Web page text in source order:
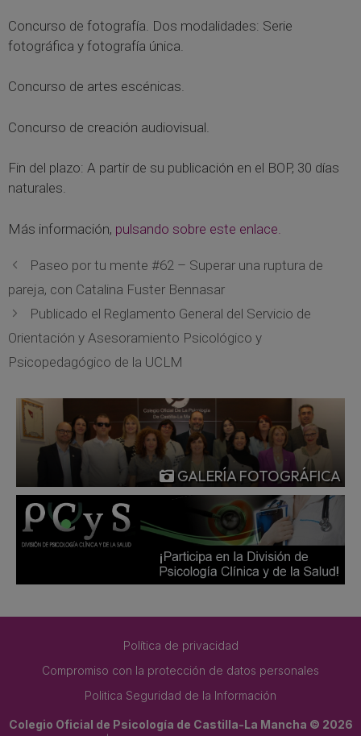
Concurso de fotografía. Dos modalidades: Serie
fotográfica y fotografía única.
Concurso de artes escénicas.
Concurso de creación audiovisual.
Fin del plazo: A partir de su publicación en el BOP, 30 días
naturales.
Más información, pulsando sobre este enlace.
Paseo por tu mente #62 – Superar una ruptura de
pareja, con Catalina Fuster Bennasar
Publicado el Reglamento General del Servicio de
Orientación y Asesoramiento Psicológico y
Psicopedagógico de la UCLM
GALERÍA FOTOGRÁFICA
Política de privacidad
Compromiso con la protección de datos personales
Politica Seguridad de la Información
Colegio Oficial de Psicología de Castilla-La Mancha © 2026